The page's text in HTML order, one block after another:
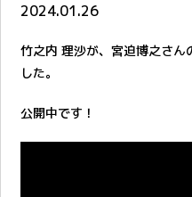
2024.01.26
竹之内 理沙が、宮迫博之さん
した。
公開中です！